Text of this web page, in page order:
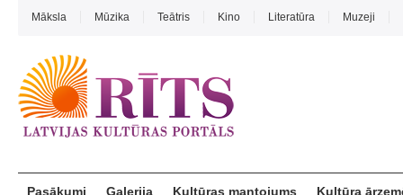
Māksla Mūzika Teātris Kino Literatūra Muzeji
Pasākumi Galerija Kultūras mantojums Kultūra